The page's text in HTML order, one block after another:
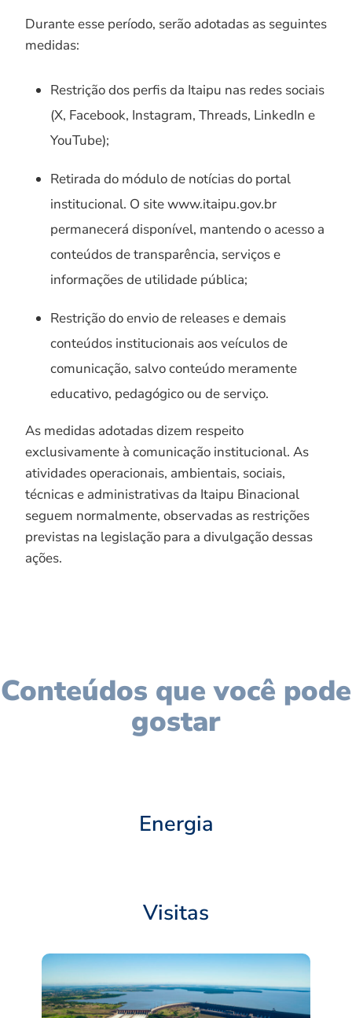
Durante esse período, serão adotadas as seguintes
medidas:
Restrição dos perfis da Itaipu nas redes sociais
(X, Facebook, Instagram, Threads, LinkedIn e
YouTube);
Retirada do módulo de notícias do portal
institucional. O site www.itaipu.gov.br
permanecerá disponível, mantendo o acesso a
conteúdos de transparência, serviços e
informações de utilidade pública;
Restrição do envio de releases e demais
conteúdos institucionais aos veículos de
comunicação, salvo conteúdo meramente
educativo, pedagógico ou de serviço.
As medidas adotadas dizem respeito
exclusivamente à comunicação institucional. As
atividades operacionais, ambientais, sociais,
técnicas e administrativas da Itaipu Binacional
seguem normalmente, observadas as restrições
previstas na legislação para a divulgação dessas
ações.
Conteúdos que você pode
gostar
Energia
Visitas